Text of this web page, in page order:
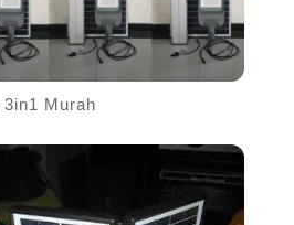
Murah